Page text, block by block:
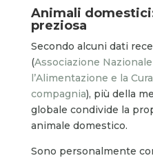
Animali
preziosa
Secondo alcuni dati
(Associazione
l’Alimentazione e la
compagnia), più della
globale condivide la
animale domestico.
Sono personalmente